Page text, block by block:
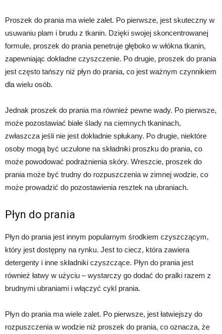
Proszek do prania ma wiele zalet. Po pierwsze, jest skuteczny w
usuwaniu plam i brudu z tkanin. Dzięki swojej skoncentrowanej
formule, proszek do prania penetruje głęboko w włókna tkanin,
zapewniając dokładne czyszczenie. Po drugie, proszek do prania
jest często tańszy niż płyn do prania, co jest ważnym czynnikiem
dla wielu osób.
Jednak proszek do prania ma również pewne wady. Po pierwsze,
może pozostawiać białe ślady na ciemnych tkaninach,
zwłaszcza jeśli nie jest dokładnie spłukany. Po drugie, niektóre
osoby mogą być uczulone na składniki proszku do prania, co
może powodować podrażnienia skóry. Wreszcie, proszek do
prania może być trudny do rozpuszczenia w zimnej wodzie, co
może prowadzić do pozostawienia resztek na ubraniach.
Płyn do prania
Płyn do prania jest innym popularnym środkiem czyszczącym,
który jest dostępny na rynku. Jest to ciecz, która zawiera
detergenty i inne składniki czyszczące. Płyn do prania jest
również łatwy w użyciu – wystarczy go dodać do pralki razem z
brudnymi ubraniami i włączyć cykl prania.
Płyn do prania ma wiele zalet. Po pierwsze, jest łatwiejszy do
rozpuszczenia w wodzie niż proszek do prania, co oznacza, że